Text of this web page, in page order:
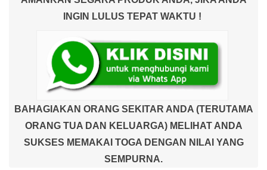
INGIN LULUS TEPAT WAKTU !
BAHAGIAKAN ORANG SEKITAR ANDA (TERUTAMA
ORANG TUA DAN KELUARGA) MELIHAT ANDA
SUKSES MEMAKAI TOGA DENGAN NILAI YANG
SEMPURNA.